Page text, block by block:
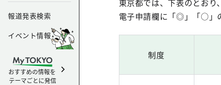
報道発表検索
イベント情報
おすすめの情報を
テーマごとに発信
東京都では、下表のとお
電子申請欄に「◎」「○」
制度